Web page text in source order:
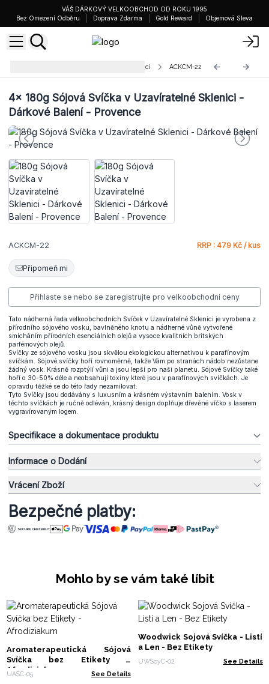
VÁŠ DÁRKOVÝ VELKOOBCHOD OD ROKU 1995
Bez Omezení Odběru
Doprava Zdarma Gold Reward Objemová Sleva
Svíčky v Malé Uzavíratelné Sklenici ACKCM-22
4x 180g Sójová Svíčka v Uzavíratelné Sklenici -
Dárkové Balení - Provence
ACKCM-22 RRP : 479 Kč / kus
Připomeň mi
Přihlaste se nebo se zaregistrujte pro velkoobchodní ceny
Tato nádherná řada velkoobchodních Svíček v Uzavíratelné Sklenici je vyrobena z
přírodního sójového vosku, bavlněného knotu a nádherné vůně vytvořené
smícháním přírodních esenciálních olejů a vysoce kvalitních britských
parfémových olejů.
Svíčky ze sójového vosku jsou skvělou ekologickou alternativou k parafínovým
svíčkám. Sójové svíčky hoří rovnoměrně, takže Vám po stranách nádob nezůstane
žádný vosk. Krásně rozptýlí vůni a jsou lepší pro naši planetu. Sójové Svíčky také
hoří o 30-50% déle a neobsahují toxiny které jsou v parafínových svíčkách. Je
opravdu těžké se do této řady nezamilovat.
Tyto Svíčky jsou dodávány s luxusním a krásném výstavním balením. Vosk v
těchto svíčkách je ručně odléván, krásný design doplňuje dřevěné víčko s laserem
vygravírovaným logem.
Specifikace a dokumentace produktu
Informace o Dodání
Vrácení Zboží
Bezpečné platby:
Mohlo by se vám také líbit
Aromaterapeutická Sójová
Svíčka bez Etikety -
Afrodiziakum
UASC-05 See Details
Woodwick Sojová Svíčka - Listí
a Len - Bez Etikety
UWSoyC-02 See Details